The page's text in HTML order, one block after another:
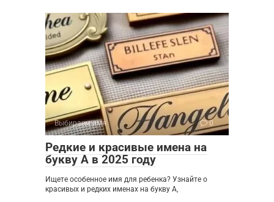
Выбираем имя 0
Редкие и красивые имена на
букву А в 2025 году
Ищете особенное имя для ребенка? Узнайте о
красивых и редких именах на букву А,